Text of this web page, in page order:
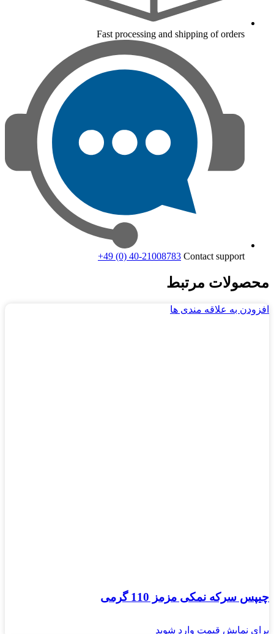
Fast processing and shipping of orders
Contact support
+49 (0) 40-21008783
محصولات مرتبط
افزودن به علاقه مندی ها
چیپس سرکه نمکی مزمز 110 گرمی
برای نمایش قیمت وارد شوید